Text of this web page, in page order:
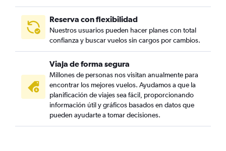
Reserva con flexibilidad
Nuestros usuarios pueden hacer planes con total
confianza y buscar vuelos sin cargos por cambios.
Viaja de forma segura
Millones de personas nos visitan anualmente para
encontrar los mejores vuelos. Ayudamos a que la
planificación de viajes sea fácil, proporcionando
información útil y gráficos basados en datos que
pueden ayudarte a tomar decisiones.